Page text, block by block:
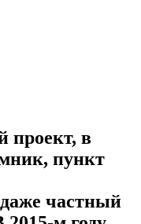
проект, в
пункт
частный